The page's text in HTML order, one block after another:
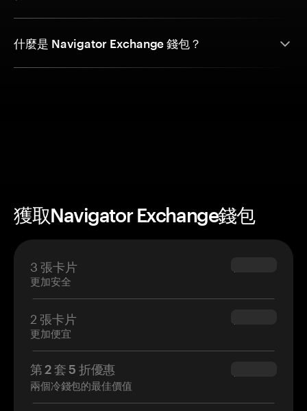
什麼是 Navigator Exchange 錢包？
獲取Navigator Exchange錢包
3 張卡片
更加安全
$69.90
2 張卡片
更加便宜
$54.90
第 2 套 5 折優惠
兩個冷錢包的最佳價值
$34.95